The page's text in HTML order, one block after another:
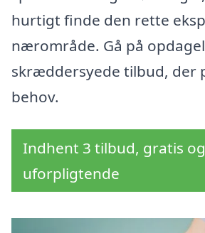
hurtigt finde den rette
nærområde. Gå på
skræddersyede tilbud, der
behov.
Indhent 3 tilbud, gratis og
uforpligtende